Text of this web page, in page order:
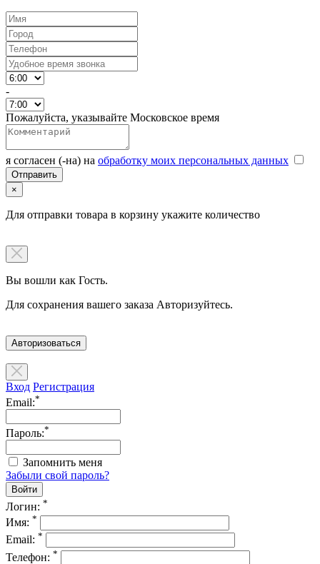
-
Пожалуйста, указывайте Московское время
я согласен (-на) на обработку моих персональных данных
×
Для отправки товара в корзину укажите количество
Вы вошли как Гость.
Для сохранения вашего заказа Авторизуйтесь.
Авторизоваться
Вход Регистрация
Email:*
Пароль:*
Запомнить меня
Забыли свой пароль?
Логин: *
Имя: *
Email: *
Телефон: *